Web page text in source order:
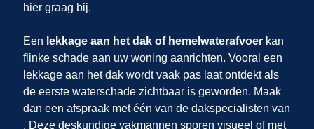
hier graag bij.
Een lekkage aan het dak of hemelwaterafvoerkan
flinke schade aan uw woning aanrichten. Vooral een
lekkage aan het dak wordt vaak pas laat ontdekt als
de eerste waterschade zichtbaar is geworden. Maak
dan een afspraak met één van de dakspecialisten van
. Deze deskundige vakmannen sporen visueel of met